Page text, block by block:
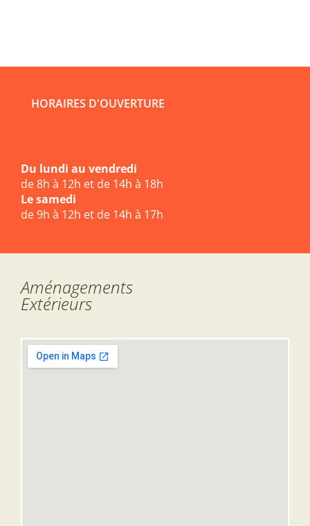
HORAIRES D'OUVERTURE
Du lundi au vendredi
de 8h à 12h et de 14h à 18h
Le samedi
de 9h à 12h et de 14h à 17h
Aménagements
Extérieurs